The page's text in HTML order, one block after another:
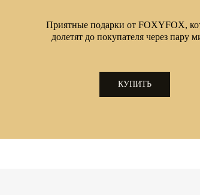
Приятные подарки от FOXYFOX,
долетят до покупателя через пару
КУПИТЬ